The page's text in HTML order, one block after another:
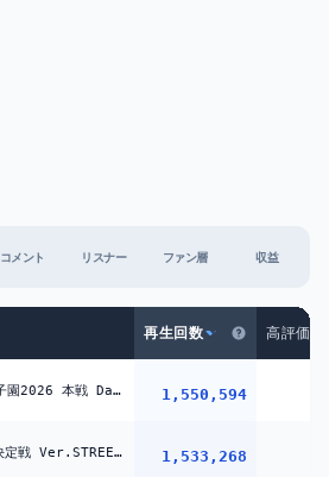
コメント リスナー ファン層 収益
再生回数 高評価数
にじさんじ甲子園2026 本戦 Day1【 #にじ甲2026_Day1 】 1,550,594
VTuber最協決定戦 Ver.STREET FIGHTER 6 第二幕 Day2 本配信 【#V最協第二幕】 1,533,268